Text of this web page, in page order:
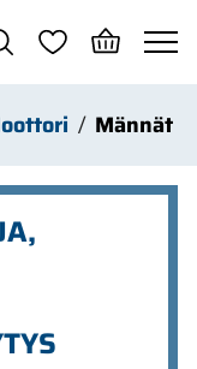
Männät